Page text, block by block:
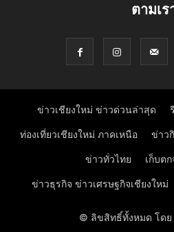
ตามเร
ข่าวเชียงใหม่ ข่าวด่วนล่าสุด
ท่องเที่ยวเชียงใหม่ ภาคเหนือ ข่าว
ข่าวทั่วไทย เก็บต
ข่าวธุรกิจ ข่าวเศรษฐกิจเชียงใหม่
© ลิขสิทธิ์ทั้งหมด โดย